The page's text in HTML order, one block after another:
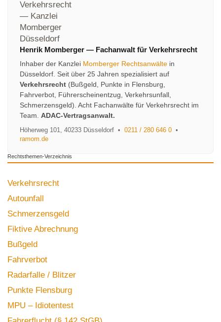
Henrik Momberger — Fachanwalt für Verkehrsrecht
Inhaber der Kanzlei Momberger Rechtsanwälte in
Düsseldorf. Seit über 25 Jahren spezialisiert auf
Verkehrsrecht (Bußgeld, Punkte in Flensburg,
Fahrverbot, Führerscheinentzug, Verkehrsunfall,
Schmerzensgeld). Acht Fachanwälte für Verkehrsrecht im
Team. ADAC-Vertragsanwalt.
Höherweg 101, 40233 Düsseldorf • 0211 / 280 646 0 •
ramom.de
Rechtsthemen-Verzeichnis
Verkehrsrecht
Autounfall
Schmerzensgeld
Fiktive Abrechnung
Bußgeld
Fahrverbot
Radarfalle / Blitzer
Punkte Flensburg
MPU – Idiotentest